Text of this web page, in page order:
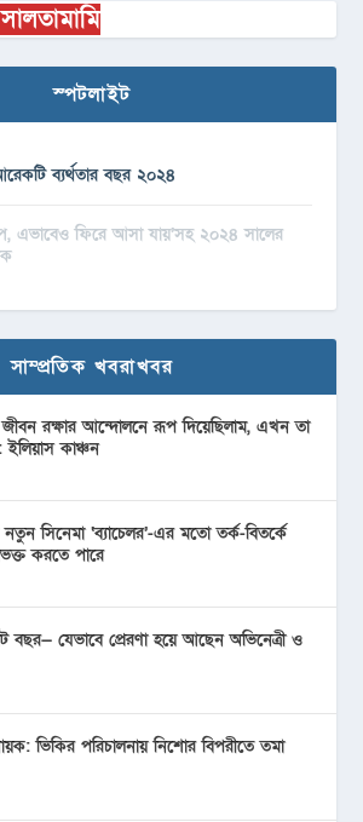
স্পটলাইট
ব্যর্থতার বছর ২০২৪
এভাবেও ফিরে আসা যায়’সহ ২০২৪ সালের
সাম্প্রতিক খবরাখবর
রক্ষার আন্দোলনে রূপ দিয়েছিলাম, এখন তা
ইলিয়াস কাঞ্চন
সিনেমা ‘ব্যাচেলর’-এর মতো তর্ক-বিতর্কে
করতে পারে
বছর— যেভাবে প্রেরণা হয়ে আছেন অভিনেত্রী ও
ভিকির পরিচালনায় নিশোর বিপরীতে তমা